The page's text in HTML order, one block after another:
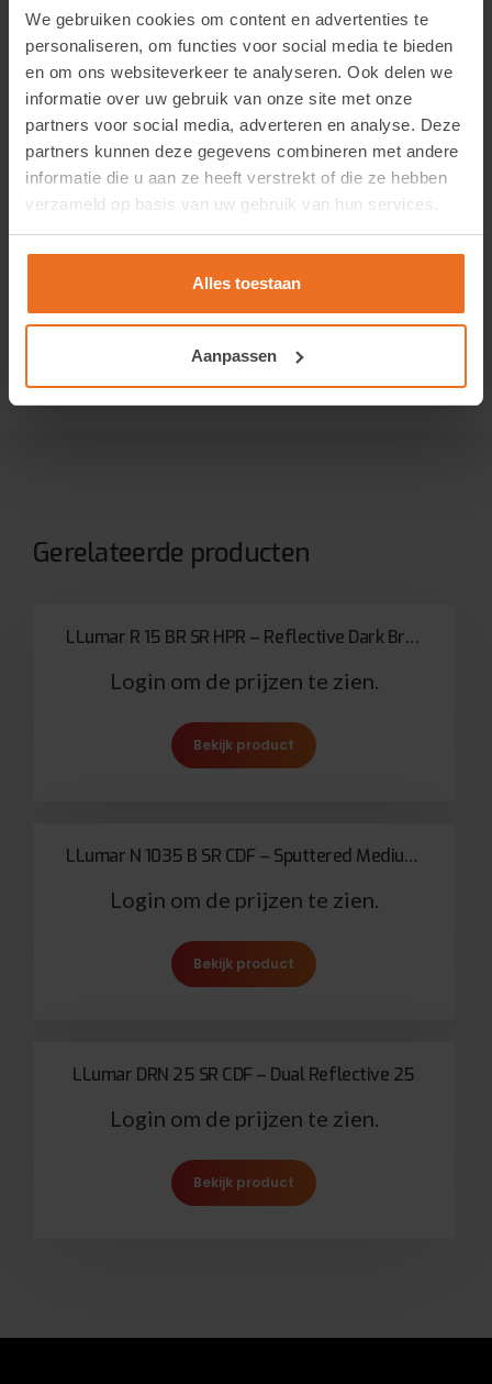
We gebruiken cookies om content en advertenties te
personaliseren, om functies voor social media te bieden
en om ons websiteverkeer te analyseren. Ook delen we
informatie over uw gebruik van onze site met onze
partners voor social media, adverteren en analyse. Deze
partners kunnen deze gegevens combineren met andere
informatie die u aan ze heeft verstrekt of die ze hebben
verzameld op basis van uw gebruik van hun services.
Alles toestaan
Aanpassen
Low-E-coating)
Reinig met milde glasreiniger en zachte doek
Verkoopinformatie
Folie Expert levert uitsluitend aan zakelijke klanten. Om
dit product te kunnen bestellen, is een geverifieerd
account vereist.Vraag eenvoudig een account aan. Na
goedkeuring krijgt u toegang tot prijzen en kunt u direct
een bestelling plaatsen.
Gerelateerde producten
LLumar R 15 BR SR HPR – Reflective Dark Bronze
Login om de prijzen te zien.
Bekijk product
LLumar N 1035 B SR CDF – Sputtered Medium Bronze Solar Bronze 65
Login om de prijzen te zien.
Bekijk product
LLumar DRN 25 SR CDF – Dual Reflective 25
Login om de prijzen te zien.
Bekijk product